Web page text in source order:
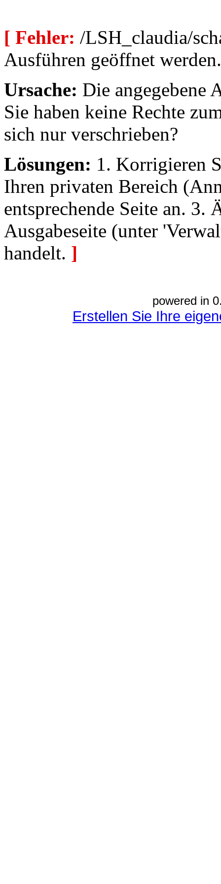
[ Fehler: /LSH_claudia/
Ausführen geöffnet werden.
Ursache: Die angegebene
Sie haben keine Rechte
sich nur verschrieben?
Lösungen: 1. Korrigieren
Ihren privaten Bereich
entsprechende Seite an. 3.
Ausgabeseite (unter
handelt. ]
powered in
Erstellen Sie Ihre